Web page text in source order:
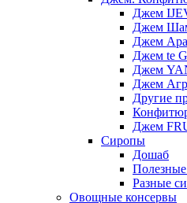
Джем
Джем
Джем
Джем te
Джем
Джем
Другие
Джем
Сиропы
Дошаб
Полезные
Разные
Овощные консервы